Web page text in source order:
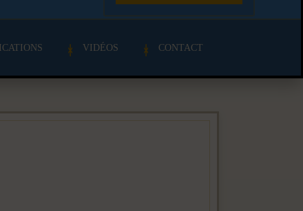
VIDÉOS CONTACT